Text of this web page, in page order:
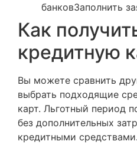
банковЗаполнить
Как
кредитную
Вы можете сравнить
выбрать подходящие
карт. Льготный период
без дополнительных
кредитными средствами.